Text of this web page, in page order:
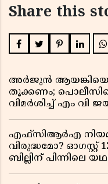
Share this
അർജുൻ
തൂക്കണം;
വിമർശിച്ച് എം വി
എഫ്സിആർഎ നിയമ
വിരുദ്ധമോ? ഓഗസ്റ്റ്
ബില്ലിന് പിന്നിലെ